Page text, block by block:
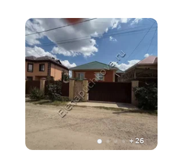
+26